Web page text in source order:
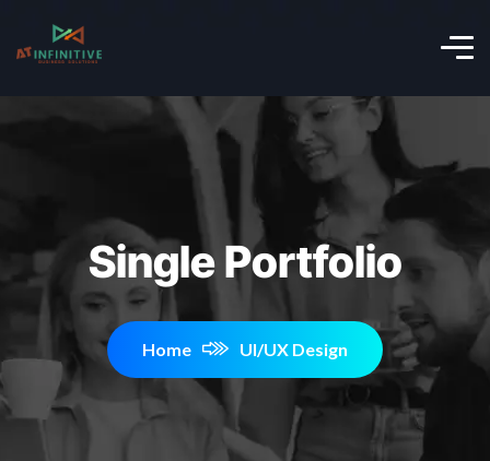
Single Portfolio
Home UI/UX Design